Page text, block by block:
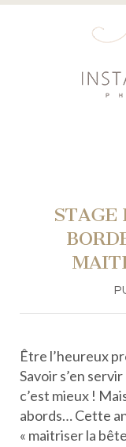
STAGE
Être l’heureux
Savoir s’en
c’est mieux !
abords… Cette
« maitriser la